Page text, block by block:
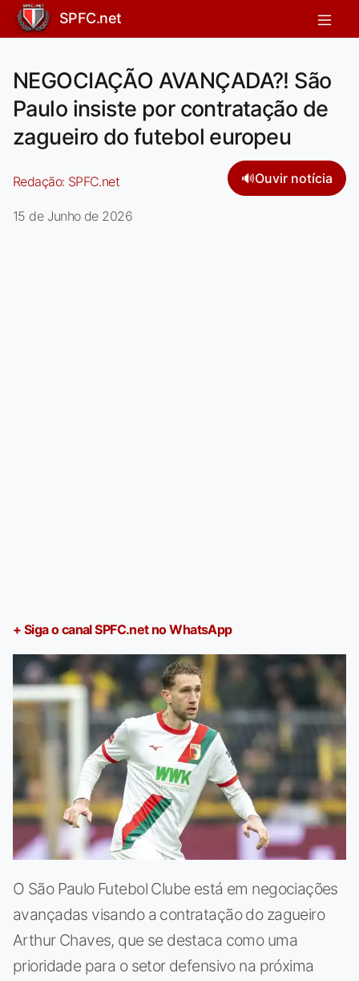
SPFC.net
NEGOCIAÇÃO AVANÇADA?! São
Paulo insiste por contratação de
zagueiro do futebol europeu
Redação: SPFC.net 🔊Ouvir notícia
15 de Junho de 2026
+ Siga o canal SPFC.net no WhatsApp
O São Paulo Futebol Clube está em negociações
avançadas visando a contratação do zagueiro
Arthur Chaves, que se destaca como uma
prioridade para o setor defensivo na próxima